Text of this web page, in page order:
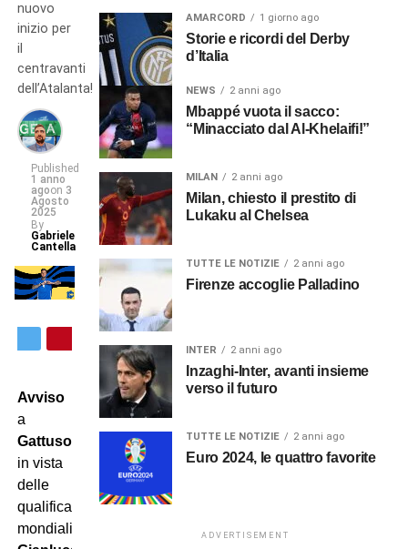
nuovo
inizio per
il
centravanti
dell’Atalanta!
Published
1 anno
agoon 3
Agosto
2025
By
Gabriele
Cantella
Avviso
a
Gattuso
in vista
delle
qualificazioni
mondiali:
AMARCORD 1 giorno ago
Storie e ricordi del Derby
d’Italia
NEWS 2 anni ago
Mbappé vuota il sacco:
“Minacciato dal Al-Khelaifi!”
MILAN 2 anni ago
Milan, chiesto il prestito di
Lukaku al Chelsea
TUTTE LE NOTIZIE 2 anni ago
Firenze accoglie Palladino
INTER 2 anni ago
Inzaghi-Inter, avanti insieme
verso il futuro
TUTTE LE NOTIZIE 2 anni ago
Euro 2024, le quattro favorite
ADVERTISEMENT